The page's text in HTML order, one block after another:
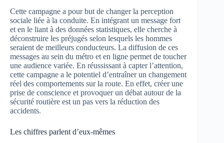
Cette campagne a pour but de changer la perception
sociale liée à la conduite. En intégrant un message fort
et en le liant à des données statistiques, elle cherche à
déconstruire les préjugés selon lesquels les hommes
seraient de meilleurs conducteurs. La diffusion de ces
messages au sein du métro et en ligne permet de toucher
une audience variée. En réussissant à capter l’attention,
cette campagne a le potentiel d’entraîner un changement
réel des comportements sur la route. En effet, créer une
prise de conscience et provoquer un débat autour de la
sécurité routière est un pas vers la réduction des
accidents.
Les chiffres parlent d’eux-mêmes